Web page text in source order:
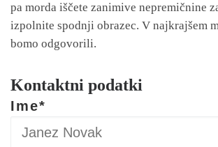
pa morda iščete zanimive nepremičnine
izpolnite spodnji obrazec. V najkrajšem
bomo odgovorili.
Kontaktni podatki
Ime*